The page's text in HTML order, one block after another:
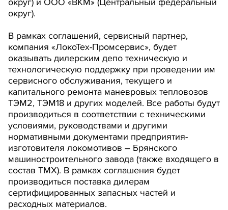
округ).
В рамках соглашений, сервисный партнер,
компания «ЛокоТех-Промсервис», будет
оказывать дилерским депо техническую и
технологическую поддержку при проведении им
сервисного обслуживания, текущего и
капитального ремонта маневровых тепловозов
ТЭМ2, ТЭМ18 и других моделей. Все работы будут
производиться в соответствии с техническими
условиями, руководствами и другими
нормативными документами предприятия-
изготовителя локомотивов – Брянского
машиностроительного завода (также входящего в
состав ТМХ). В рамках соглашения будет
производиться поставка дилерам
сертифицированных запасных частей и
расходных материалов.